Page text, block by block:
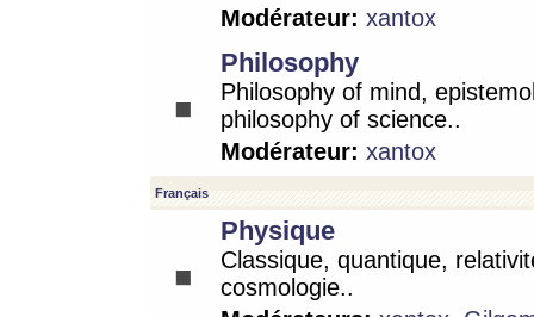
Modérateur: xantox
Philosophy
Philosophy of mind,
philosophy of science..
Modérateur: xantox
Français
Physique
Classique, quantique,
cosmologie..